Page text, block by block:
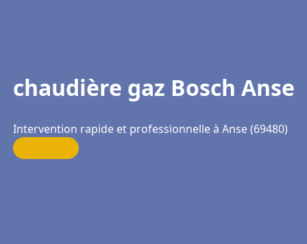
chaudière gaz Bosch Anse
Intervention rapide et professionnelle à Anse (69480)